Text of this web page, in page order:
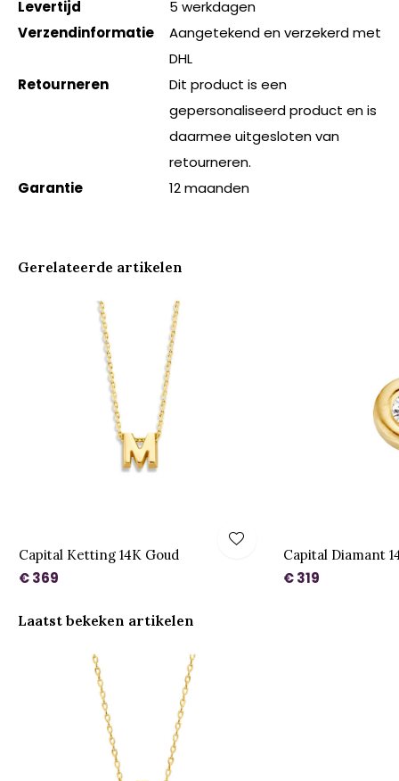
Levertijd
5 werkdagen
Verzendinformatie
Aangetekend en verzekerd met
DHL
Retourneren
Dit product is een
gepersonaliseerd product en is
daarmee uitgesloten van
retourneren.
Garantie
12 maanden
Gerelateerde artikelen
Capital Ketting 14K Goud
€ 369
Capital Diamant
€ 319
Laatst bekeken artikelen